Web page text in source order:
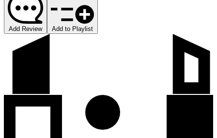
Add Review Add to Playlist